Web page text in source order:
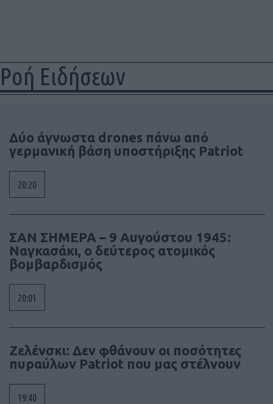
Ροή Ειδήσεων
Δύο άγνωστα drones πάνω από
γερμανική βάση υποστήριξης Patriot
20:20
ΣΑΝ ΣΗΜΕΡΑ – 9 Αυγούστου 1945:
Ναγκασάκι, ο δεύτερος ατομικός
βομβαρδισμός
20:01
Ζελένσκι: Δεν φθάνουν οι ποσότητες
πυραύλων Patriot που μας στέλνουν
19:40